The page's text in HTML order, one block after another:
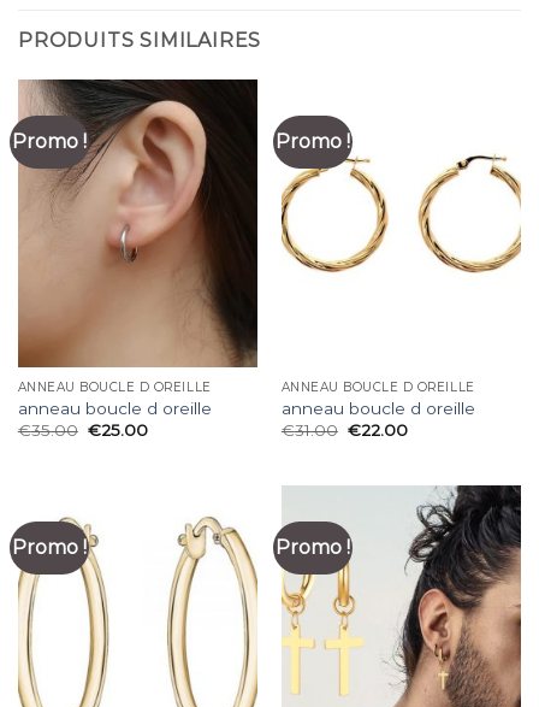
PRODUITS SIMILAIRES
Promo !
ANNEAU BOUCLE D OREILLE
anneau boucle d oreille
€35.00 €25.00
Promo !
ANNEAU BOUCLE D OREILLE
anneau boucle d oreille
€31.00 €22.00
Promo ! Promo !